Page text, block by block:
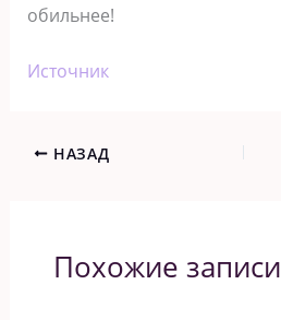
обильнее!
Источник
НАЗАД
Похожие записи